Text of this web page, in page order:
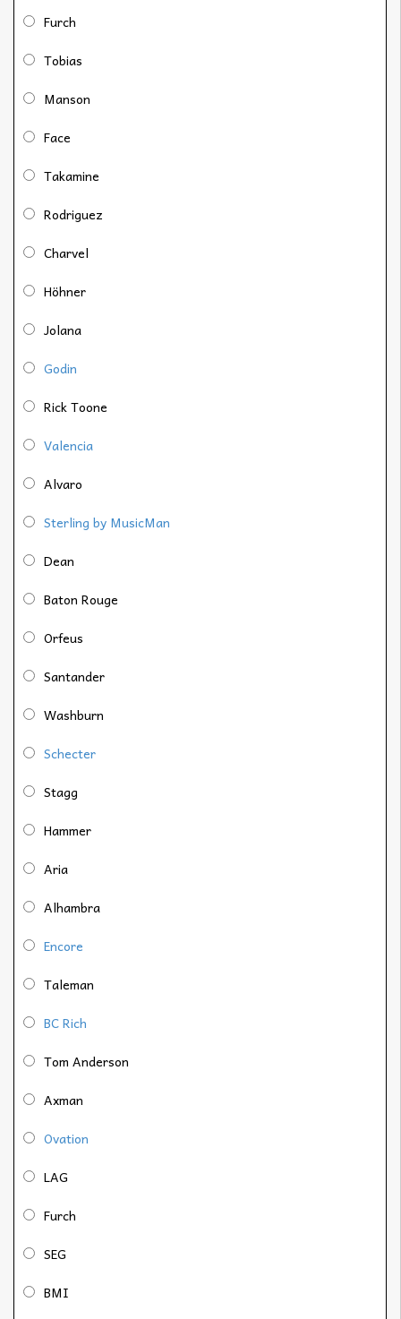
Furch
Tobias
Manson
Face
Takamine
Rodriguez
Charvel
Höhner
Jolana
Godin
Rick Toone
Valencia
Alvaro
Sterling by MusicMan
Dean
Baton Rouge
Orfeus
Santander
Washburn
Schecter
Stagg
Hammer
Aria
Alhambra
Encore
Taleman
BC Rich
Tom Anderson
Axman
Ovation
LAG
Furch
SEG
BMI